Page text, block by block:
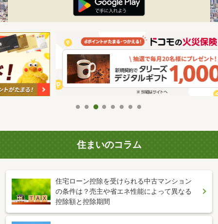
住まいのコラム
住宅ローン控除を受けられる中古マンション
の条件は？売主や省エネ性能によって異なる
控除額と控除期間